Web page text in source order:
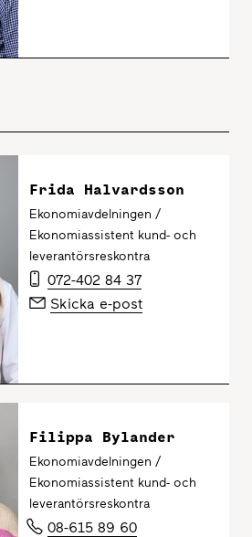
Frida Halvardsson
Ekonomiavdelningen /
Ekonomiassistent kund- och
leverantörsreskontra
072-402 84 37
Skicka e-post
Filippa Bylander
Ekonomiavdelningen /
Ekonomiassistent kund- och
leverantörsreskontra
08-615 89 60